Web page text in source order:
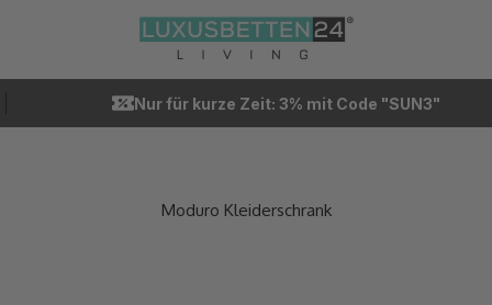
Luxusbetten24
Nur für kurze Zeit: 3% mit Code "SUN3"